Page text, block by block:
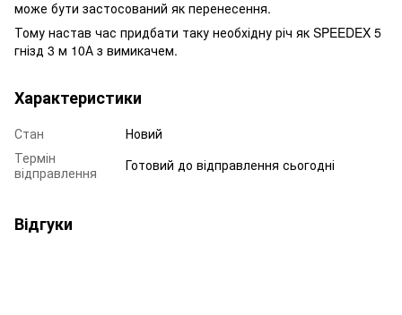
може бути застосований як перенесення.
Тому настав час придбати таку необхідну річ як SPEEDEX 5
гнізд 3 м 10А з вимикачем.
Характеристики
Стан
Новий
Термін
відправлення
Готовий до відправлення сьогодні
Відгуки